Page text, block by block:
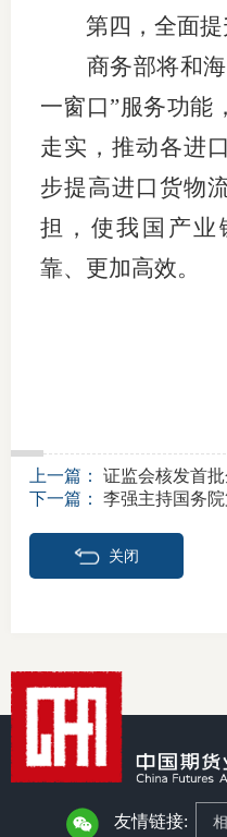
第四，全面提
商务部将和海
一窗口”服务功能
走实，推动各进
步提高进口货物
担，使我国产业
靠、更加高效。
上一篇：
证监会核发首
下一篇：
李强主持国务
关闭
友情链接: